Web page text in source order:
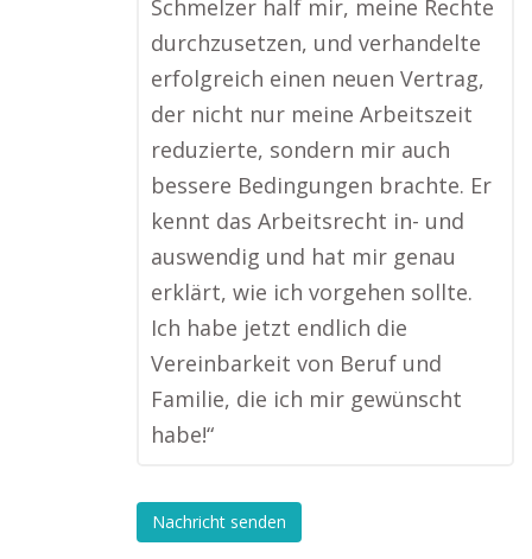
Schmelzer half mir, meine Rechte
durchzusetzen, und verhandelte
erfolgreich einen neuen Vertrag,
der nicht nur meine Arbeitszeit
reduzierte, sondern mir auch
bessere Bedingungen brachte. Er
kennt das Arbeitsrecht in- und
auswendig und hat mir genau
erklärt, wie ich vorgehen sollte.
Ich habe jetzt endlich die
Vereinbarkeit von Beruf und
Familie, die ich mir gewünscht
habe!“
Nachricht senden